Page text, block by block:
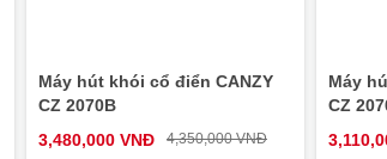
Máy hút khói cổ điển CANZY
CZ 2070B
3,480,000 VNĐ
4,350,000 VNĐ
Máy
CZ